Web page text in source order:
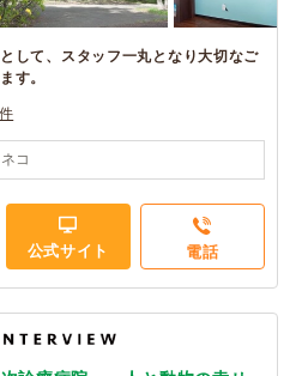
して、スタッフ一丸となり大切なご
す。
件
コ
公式サイト 電話